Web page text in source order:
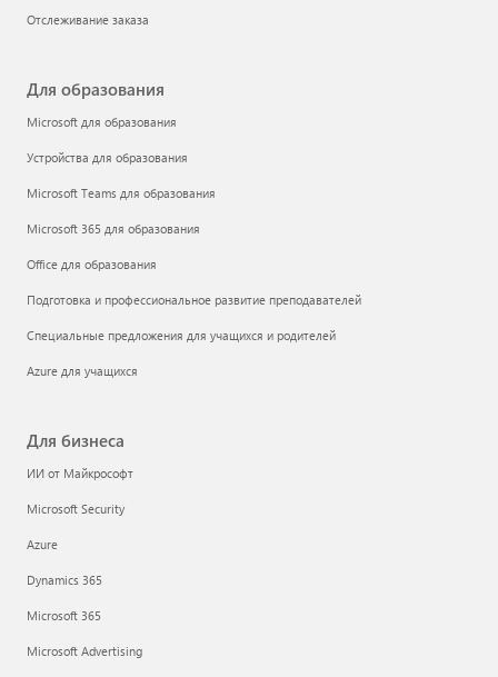
Отслеживание заказа
Для образования
Microsoft для образования
Устройства для образования
Microsoft Teams для образования
Microsoft 365 для образования
Office для образования
Подготовка и профессиональное развитие преподавателей
Специальные предложения для учащихся и родителей
Azure для учащихся
Для бизнеса
ИИ от Майкрософт
Microsoft Security
Azure
Dynamics 365
Microsoft 365
Microsoft Advertising